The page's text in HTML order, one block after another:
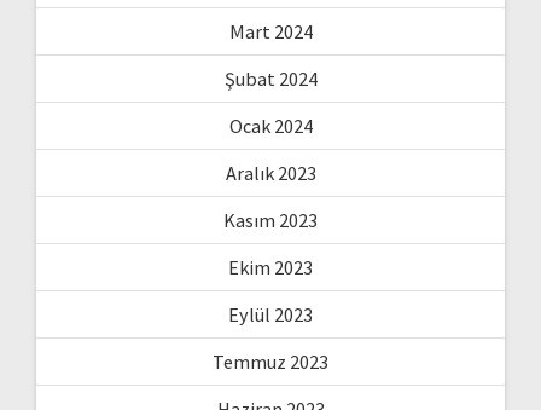
Mart 2024
Şubat 2024
Ocak 2024
Aralık 2023
Kasım 2023
Ekim 2023
Eylül 2023
Temmuz 2023